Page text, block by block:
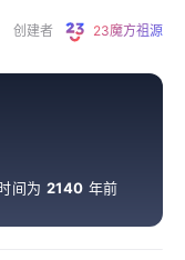
创建者 23魔方祖源
间为2140 年前